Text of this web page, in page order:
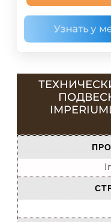
Узнать у